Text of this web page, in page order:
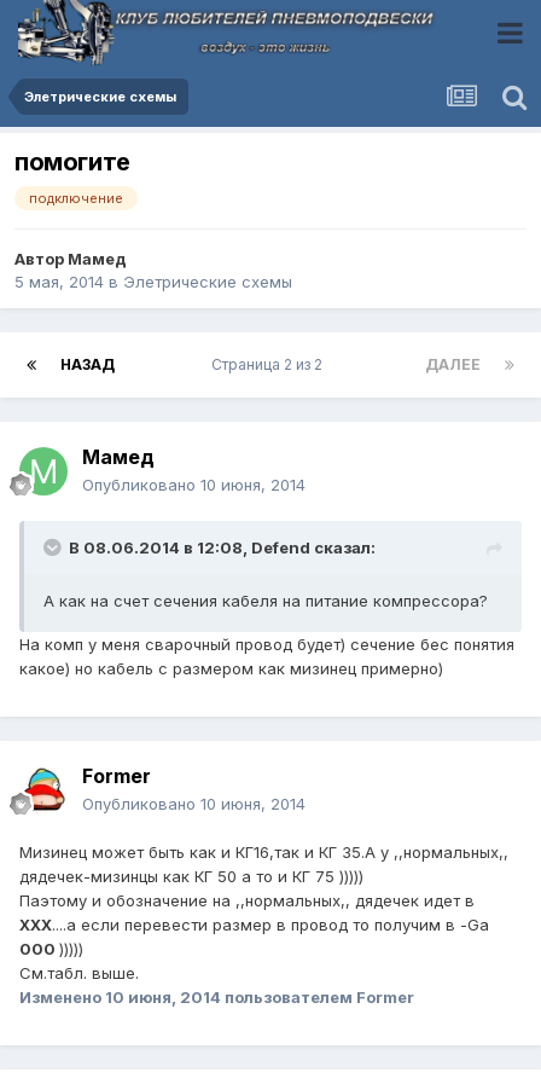
Элетрические схемы
помогите
подключение
Автор Мамед
5 мая, 2014 в Элетрические схемы
НАЗАД ДАЛЕЕ
Страница 2 из 2
Мамед
Опубликовано 10 июня, 2014
В 08.06.2014 в 12:08, Defend сказал:
А как на счет сечения кабеля на питание компрессора?
На комп у меня сварочный провод будет) сечение бес понятия
какое) но кабель с размером как мизинец примерно)
Former
Опубликовано 10 июня, 2014
Мизинец может быть как и КГ16,так и КГ 35.А у ,,нормальных,,
дядечек-мизинцы как КГ 50 а то и КГ 75 )))))
Паэтому и обозначение на ,,нормальных,, дядечек идет в
ХХХ....а если перевести размер в провод то получим в -Ga
000 )))))
См.табл. выше.
Изменено 10 июня, 2014 пользователем Former